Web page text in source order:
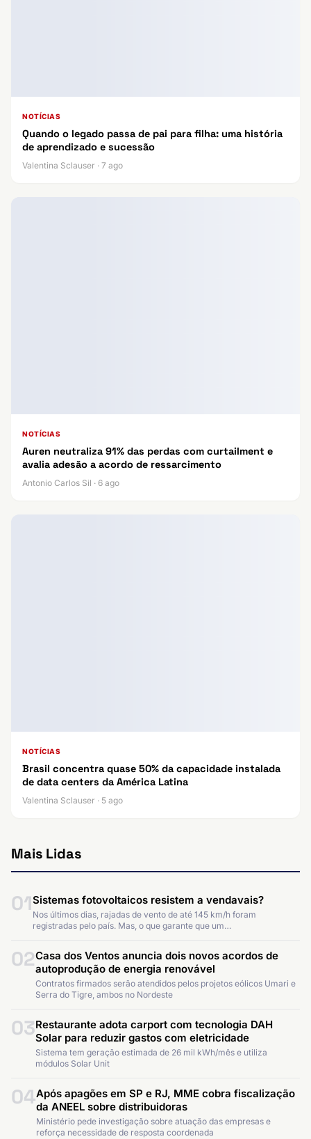
NOTÍCIAS
Quando o legado passa de pai para filha: uma história
de aprendizado e sucessão
Valentina Sclauser · 7 ago
NOTÍCIAS
Auren neutraliza 91% das perdas com curtailment e
avalia adesão a acordo de ressarcimento
Antonio Carlos Sil · 6 ago
NOTÍCIAS
Brasil concentra quase 50% da capacidade instalada
de data centers da América Latina
Valentina Sclauser · 5 ago
Mais Lidas
01Sistemas fotovoltaicos resistem a vendavais?
Nos últimos dias, rajadas de vento de até 145 km/h foram
registradas pelo país. Mas, o que garante que um…
02Casa dos Ventos anuncia dois novos acordos de
autoprodução de energia renovável
Contratos firmados serão atendidos pelos projetos eólicos Umari e
Serra do Tigre, ambos no Nordeste
03Restaurante adota carport com tecnologia DAH
Solar para reduzir gastos com eletricidade
Sistema tem geração estimada de 26 mil kWh/mês e utiliza
módulos Solar Unit
04Após apagões em SP e RJ, MME cobra fiscalização
da ANEEL sobre distribuidoras
Ministério pede investigação sobre atuação das empresas e
reforça necessidade de resposta coordenada